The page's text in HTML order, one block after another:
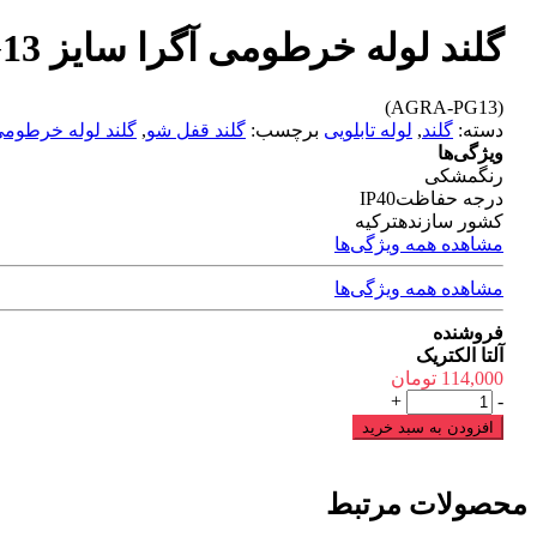
گلند لوله خرطومی آگرا سایز PG13
(AGRA-PG13)
دسته: گلند, لوله تابلویی برچسب: گلند قفل شو, گلند لوله
ویژگی‌ها
رنگمشکی
درجه حفاظتIP40
کشور سازندهتركیه
مشاهده همه ویژگی‌ها
مشاهده همه ویژگی‌ها
فروشنده
آلتا الکتریک
114,000 تومان
گلند
لوله
خرطومی
PG13
-
+
افزودن به سبد خرید
محصولات مرتبط